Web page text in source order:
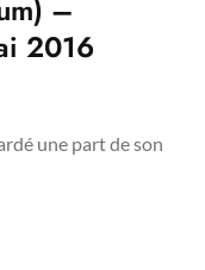
–
2016
une part de son